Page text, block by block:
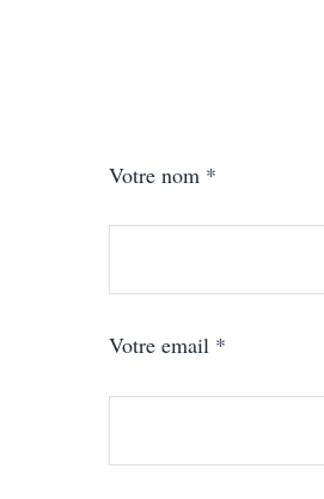
Votre nom *
Votre email *